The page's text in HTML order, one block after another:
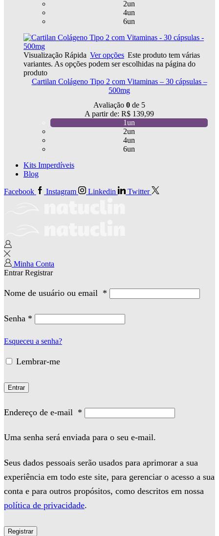
2un
4un
6un
Visualização Rápida Ver opções Este produto tem várias
variantes. As opções podem ser escolhidas na página do
produto
Cartilan Colágeno Tipo 2 com Vitaminas – 30 cápsulas –
500mg
Avaliação 0 de 5
A partir de: R$ 139,99
1un
2un
4un
6un
Kits Imperdíveis
Blog
Facebook Instagram Linkedin Twitter
Minha Conta
EntrarRegistrar
Nome de usuário ou email *
Senha *
Esqueceu a senha?
Lembrar-me
Entrar
Endereço de e-mail *
Uma senha será enviada para o seu e-mail.
Seus dados pessoais serão usados para aprimorar a sua
experiência em todo este site, para gerenciar o acesso a sua
conta e para outros propósitos, como descritos em nossa
política de privacidade.
Registrar